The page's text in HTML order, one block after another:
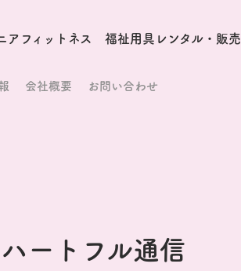
アフィットネス 福祉用具レンタル・販売
会社概要 お問い合わせ
ハートフル通信